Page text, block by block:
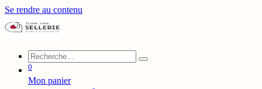
Se rendre au contenu
0
Mon panier